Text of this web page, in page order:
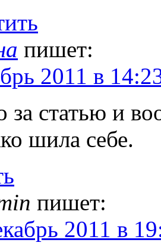
пишет:
2011 в
за статью и
шила себе.
пишет:
2011 в